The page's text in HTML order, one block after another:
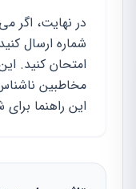
در نهایت، اگر
شماره ارسال
امتحان کنید.
مخاطبین
این راهنما